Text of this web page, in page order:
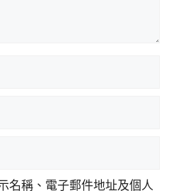
名稱、電子郵件地址及個人